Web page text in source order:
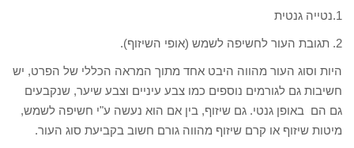
1.נטייה גנטית
2. תגובת העור לחשיפה לשמש (אופי השיזוף).
היות וסוג העור מהווה היבט אחד מתוך המראה הכללי של הפרט, יש
חשיבות גם לגורמים נוספים כמו צבע עיניים וצבע שיער, שנקבעים
גם הם באופן גנטי. גם שיזוף, בין אם הוא נעשה ע"י חשיפה לשמש,
מיטות שיזוף או קרם שיזוף מהווה גורם חשוב בקביעת סוג העור.